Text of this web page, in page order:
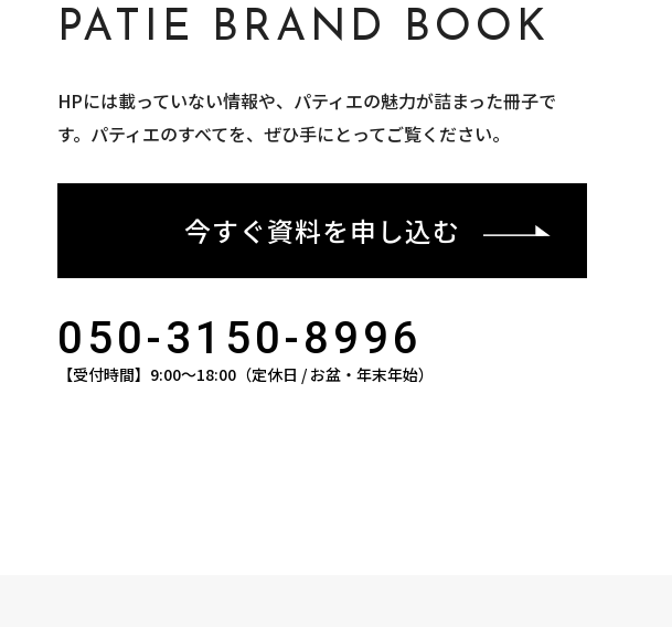
PATIE BRAND BOOK
HPには載っていない情報や、パティエの魅力が詰まった冊子で
す。パティエのすべてを、ぜひ手にとってご覧ください。
今すぐ資料を申し込む
050-3150-8996
【受付時間】9:00〜18:00（定休日 / お盆・年末年始）